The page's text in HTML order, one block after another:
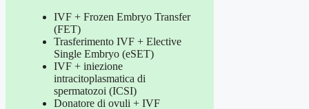
IVF + Frozen Embryo Transfer
(FET)
Trasferimento IVF + Elective
Single Embryo (eSET)
IVF + iniezione
intracitoplasmatica di
spermatozoi (ICSI)
Donatore di ovuli + IVF